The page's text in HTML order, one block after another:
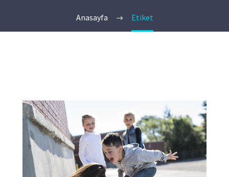
Anasayfa Etiket